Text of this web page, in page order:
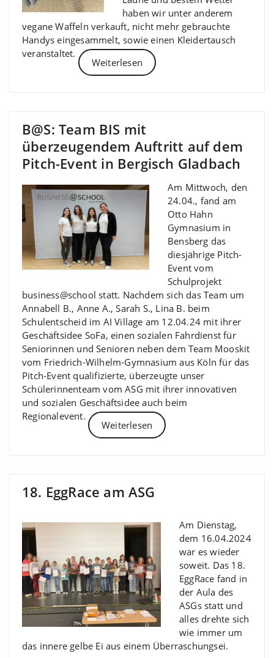
haben wir unter anderem
vegane Waffeln verkauft, nicht mehr gebrauchte
Handys eingesammelt, sowie einen Kleidertausch
veranstaltet.
Weiterlesen
B@S: Team BIS mit
überzeugendem Auftritt auf dem
Pitch-Event in Bergisch Gladbach
Am Mittwoch, den
24.04., fand am
Otto Hahn
Gymnasium in
Bensberg das
diesjährige Pitch-
Event vom
Schulprojekt
business@school statt. Nachdem sich das Team um
Annabell B., Anne A., Sarah S., Lina B. beim
Schulentscheid im AI Village am 12.04.24 mit ihrer
Geschäftsidee SoFa, einen sozialen Fahrdienst für
Seniorinnen und Senioren neben dem Team Mooskit
vom Friedrich-Wilhelm-Gymnasium aus Köln für das
Pitch-Event qualifizierte, überzeugte unser
Schülerinnenteam vom ASG mit ihrer innovativen
und sozialen Geschäftsidee auch beim
Regionalevent.
Weiterlesen
18. EggRace am ASG
Am Dienstag,
dem 16.04.2024
war es wieder
soweit. Das 18.
EggRace fand in
der Aula des
ASGs statt und
alles drehte sich
wie immer um
das innere gelbe Ei aus einem Überraschungsei.